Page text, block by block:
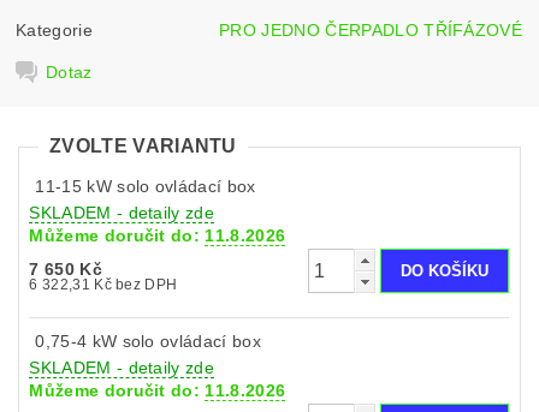
Kategorie PRO JEDNO ČERPADLO TŘÍFÁZOVÉ
Dotaz
ZVOLTE VARIANTU
11-15 kW solo ovládací box
SKLADEM - detaily zde
Můžeme doručit do: 11.8.2026
7 650 Kč
6 322,31 Kč bez DPH
0,75-4 kW solo ovládací box
SKLADEM - detaily zde
Můžeme doručit do: 11.8.2026